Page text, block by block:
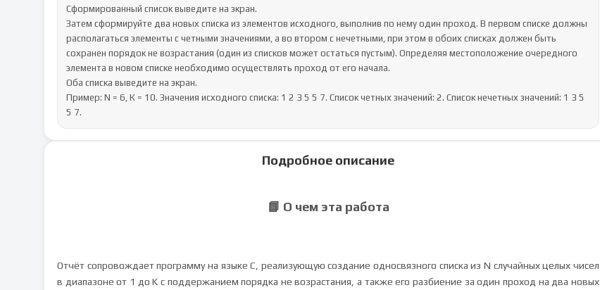
Сформированный список выведите на экран.
Затем сформируйте два новых списка из элементов исходного, выполнив по нему один проход. В первом списке должны
располагаться элементы с четными значениями, а во втором с нечетными, при этом в обоих списках должен быть
сохранен порядок не возрастания (один из списков может остаться пустым). Определяя местоположение очередного
элемента в новом списке необходимо осуществлять проход от его начала.
Оба списка выведите на экран.
Пример: N = 6, К = 10. Значения исходного списка: 1 2 3 5 5 7. Список четных значений: 2. Список нечетных значений: 1 3 5
5 7.
Подробное описание
📘 О чем эта работа
Отчёт сопровождает программу на языке C, реализующую создание односвязного списка из N случайных целых чисел
в диапазоне от 1 до K с поддержанием порядка не возрастания, а также его разбиение за один проход на два новых